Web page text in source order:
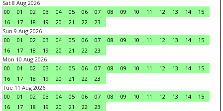
Sat 8 Aug 2026
00
01 02 03 04 05 06 07 08 09 10 11 12 13 14
15
16
17 18 19 20 21 22
23
Sun 9 Aug 2026
00
01 02 03 04 05 06 07 08 09 10 11 12 13 14
15
16
17 18 19 20 21 22
23
Mon 10 Aug 2026
00
01 02 03 04 05 06 07 08 09 10 11 12 13 14
15
16
17 18 19 20 21 22
23
Tue 11 Aug 2026
00
01 02 03 04 05 06 07 08 09 10 11 12 13 14
15
16
17 18 19 20 21 22
23